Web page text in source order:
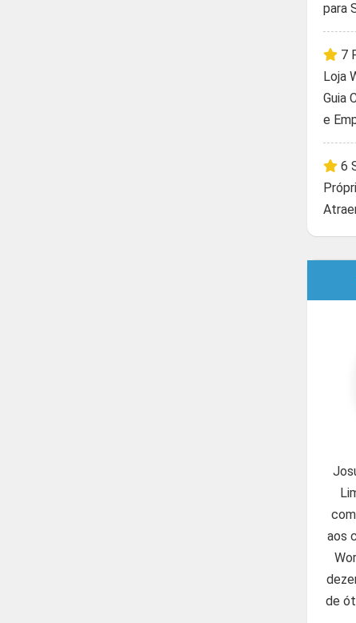
para
7
Loja
Guia
e
6
aos
de